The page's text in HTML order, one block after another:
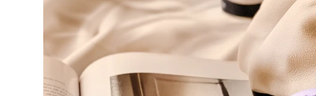
Anti-aging massage
LUNA™ 4 Plus
Massage, LED heating
Microcurrent toning
BEAR™ 2 go
Microcurrent toning on-the-go
补水保湿
UFO™ 3 套装
Deep facial hydration
口腔护理
issa™ 4
Hybrid silicone sonic toothbrush
FAQ™ 抗老护理